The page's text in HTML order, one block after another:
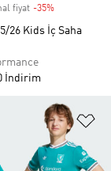
fiyat -35%
26 Kids İç Saha
İndirim